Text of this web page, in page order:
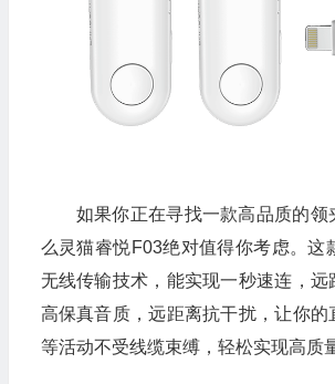
如果你正在寻找一款高品质的领
么灵猫睿悦F03绝对值得你考虑。这
无线传输技术，能实现一秒速连，远
高保真音质，远距离抗干扰，让你的
等活动不受线缆束缚，轻松实现高质